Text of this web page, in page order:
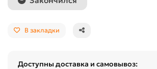
В закладки
Доступны доставка и самовывоз: